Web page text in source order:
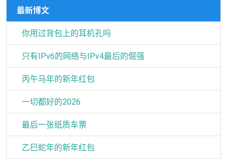
最新博文
你用过背包上的耳机孔吗
只有IPv6的网络与IPv4最后的倔强
丙午马年的新年红包
一切都好的2026
最后一张纸质车票
乙巳蛇年的新年红包